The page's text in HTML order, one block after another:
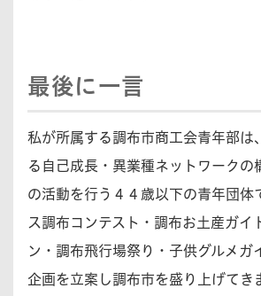
最後に一言
私が所属する調布市商工会青年部は
る自己成長・異業種ネットワークの
の活動を行う４４歳以下の青年団体
ス調布コンテスト・調布お土産ガイ
ン・調布飛行場祭り・子供グルメガ
企画を立案し調布市を盛り上げてき